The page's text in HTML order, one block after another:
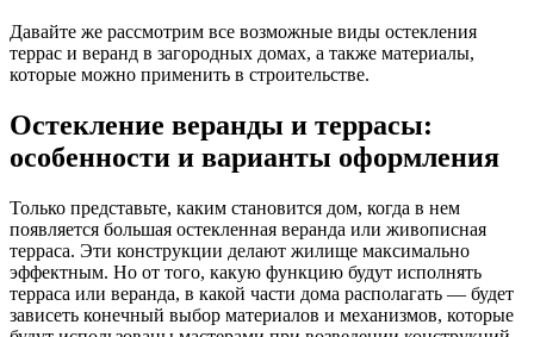
Давайте же рассмотрим все возможные виды остекления
террас и веранд в загородных домах, а также материалы,
которые можно применить в строительстве.
Остекление веранды и террасы:
особенности и варианты оформления
Только представьте, каким становится дом, когда в нем
появляется большая остекленная веранда или живописная
терраса. Эти конструкции делают жилище максимально
эффектным. Но от того, какую функцию будут исполнять
терраса или веранда, в какой части дома располагать — будет
зависеть конечный выбор материалов и механизмов, которые